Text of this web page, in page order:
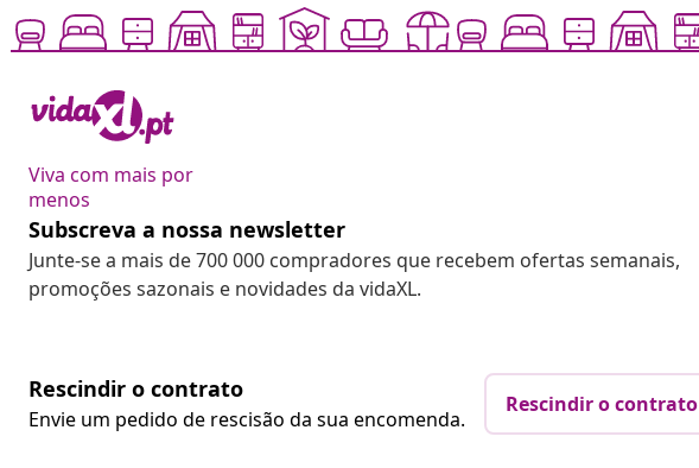
Viva com mais por
menos
Subscreva a nossa newsletter
Junte-se a mais de 700 000 compradores que recebem ofertas semanais,
promoções sazonais e novidades da vidaXL.
Rescindir o contrato
Envie um pedido de rescisão da sua encomenda.
Rescindir o contrato